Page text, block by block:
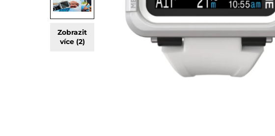
Zobrazit
více (2)